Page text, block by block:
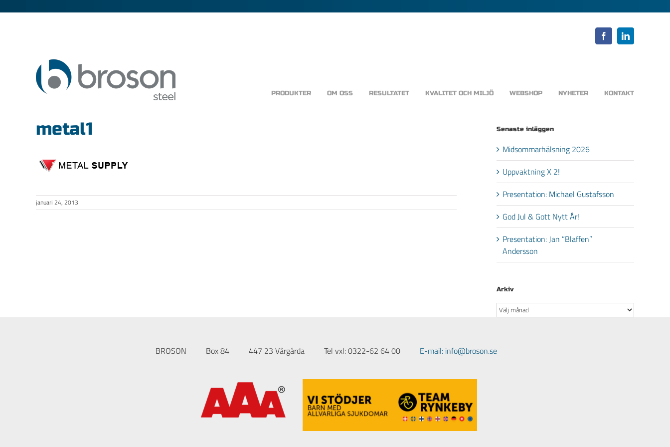
FacebookLinkedIn
PRODUKTER OM OSS RESULTATET KVALITET OCH MILJÖ WEBSHOP NYHETER KONTAKT
metal1
januari 24, 2013
Senaste inläggen
Midsommarhälsning 2026
Uppvaktning X 2!
Presentation: Michael Gustafsson
God Jul & Gott Nytt År!
Presentation: Jan ”Blaffen”
Andersson
Arkiv
Arkiv
BROSON Box 84 447 23 Vårgårda Tel vxl: 0322-62 64 00 E-mail: info@broson.se